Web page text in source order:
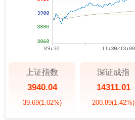
上证指数
3940.04
39.69(1.02%)
深证成指
14311.01
200.89(1.42%)